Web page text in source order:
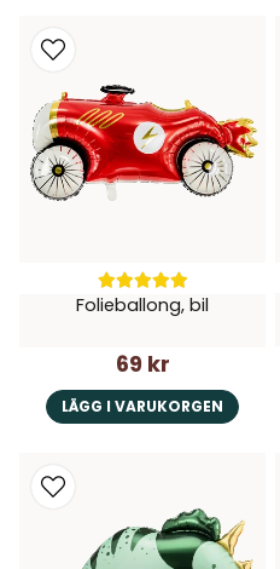
Folieballong, bil
69 kr
LÄGG I VARUKORGEN